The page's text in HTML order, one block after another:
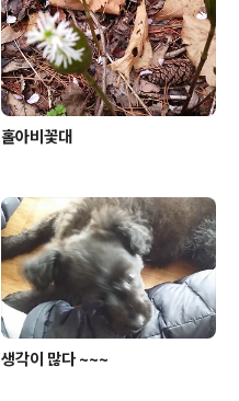
홀아비꽃대
생각이 많다 ~~~